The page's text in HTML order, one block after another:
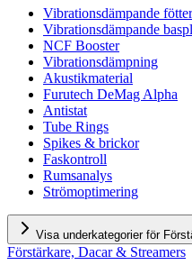
Vibrationsdämpande fötter
Vibrationsdämpande
NCF Booster
Vibrationsdämpning
Akustikmaterial
Furutech DeMag Alpha
Antistat
Tube Rings
Spikes & brickor
Faskontroll
Rumsanalys
Strömoptimering
Visa underkategorier för
Förstärkare, Dacar & Streamers